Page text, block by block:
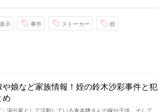
示 事件 ストーカー 姪
や娘など家族情報！姪の鈴木沙彩事件と犯
め
演出家として活動している倉本聰さんの嫁や子供、そして